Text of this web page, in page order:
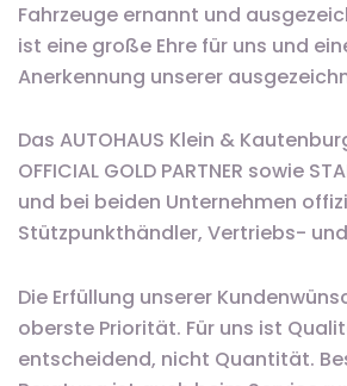
Fahrzeuge ernannt und
ist eine große Ehre für uns und
Anerkennung unserer
Das AUTOHAUS Klein &
OFFICIAL GOLD PARTNER sowie
und bei beiden Unternehmen
Stützpunkthändler, Vertriebs-
Die Erfüllung unserer
oberste Priorität. Für uns ist
entscheidend, nicht Quantität.